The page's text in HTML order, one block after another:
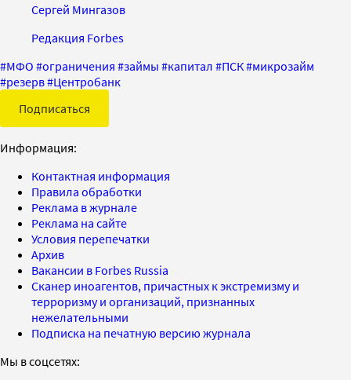
Сергей Мингазов
Редакция Forbes
#МФО #ограничения #займы #капитал #ПСК#микрозайм
#резерв#Центробанк
Подписаться
Информация:
Контактная информация
Правила обработки
Реклама в журнале
Реклама на сайте
Условия перепечатки
Архив
Вакансии в Forbes Russia
Сканер иноагентов, причастных к экстремизму и
терроризму и организаций, признанных
нежелательными
Подписка на печатную версию журнала
Мы в соцсетях: